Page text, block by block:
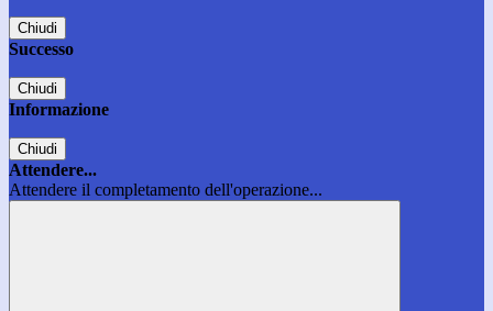
Chiudi
Successo
Chiudi
Informazione
Chiudi
Attendere...
Attendere il completamento dell'operazione...